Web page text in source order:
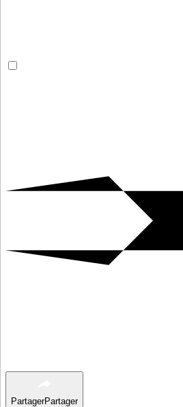
PartagerPartager